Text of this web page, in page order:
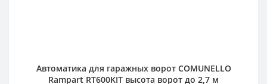
Автоматика для гаражных ворот COMUNELLO
Rampart RT600KIT высота ворот до 2,7 м